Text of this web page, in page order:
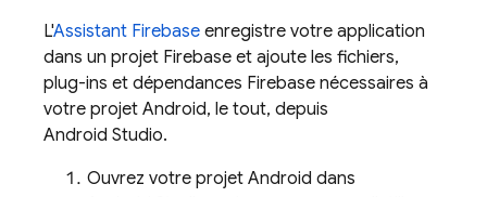
L'Assistant Firebase enregistre votre application
dans un projet Firebase et ajoute les fichiers,
plug-ins et dépendances Firebase nécessaires à
votre projet Android, le tout, depuis
Android Studio.
Ouvrez votre projet Android dans